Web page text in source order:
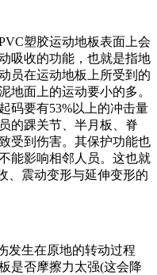
塑胶运动地板表面上会
吸收的功能，也就是指地
员在运动地板上所受到的
地面上的运动要小的多。
码要有53%以上的冲击量
的踝关节、半月板、脊
受到伤害。其保护功能也
能影响相邻人员。这也就
、震动变形与延伸变形的
发生在原地的转动过程
是否摩擦力太强(这会降